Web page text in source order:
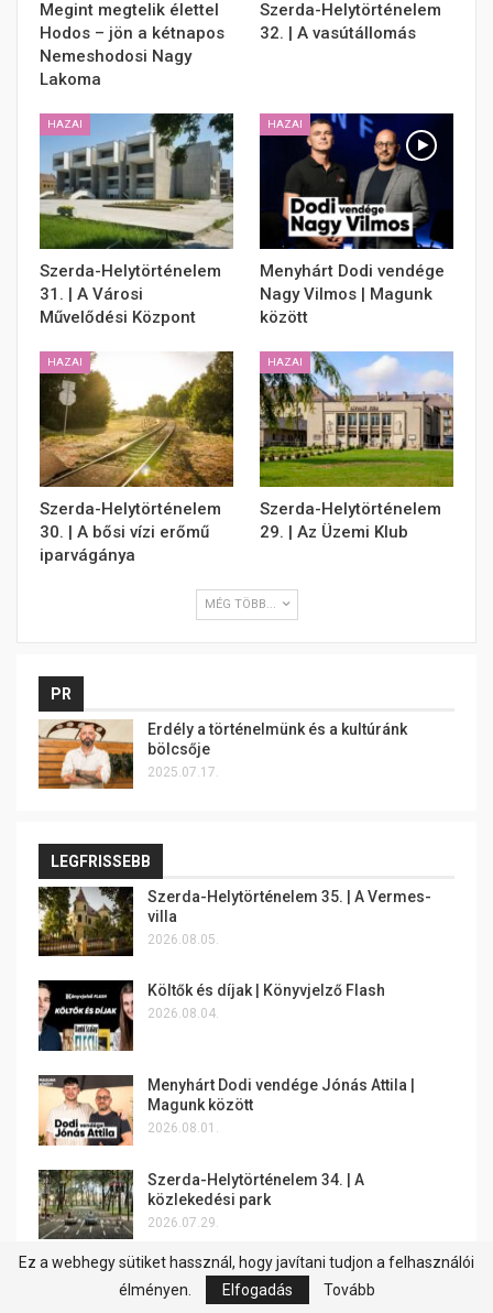
Megint megtelik élettel
Hodos – jön a kétnapos
Nemeshodosi Nagy
Lakoma
Szerda-Helytörténelem
32. | A vasútállomás
HAZAI
Szerda-Helytörténelem
31. | A Városi
Művelődési Központ
HAZAI
Menyhárt Dodi vendége
Nagy Vilmos | Magunk
között
HAZAI
Szerda-Helytörténelem
30. | A bősi vízi erőmű
iparvágánya
HAZAI
Szerda-Helytörténelem
29. | Az Üzemi Klub
MÉG TÖBB...
PR
Erdély a történelmünk és a kultúránk
bölcsője
2025.07.17.
LEGFRISSEBB
Szerda-Helytörténelem 35. | A Vermes-
villa
2026.08.05.
Költők és díjak | Könyvjelző Flash
2026.08.04.
Menyhárt Dodi vendége Jónás Attila |
Magunk között
2026.08.01.
Szerda-Helytörténelem 34. | A
közlekedési park
2026.07.29.
Az iskolapad rabjai | Made in 1988 –
Gyerekkor akkor és most
Ez a webhegy sütiket hassznál, hogy javítani tudjon a felhasználói
élményen.
Elfogadás Tovább